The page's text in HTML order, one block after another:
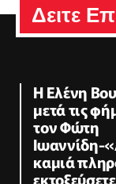
Δειτε
Η Ελένη
μετά τις
τον Φώτη
Ιωαννίδη-
καμιά